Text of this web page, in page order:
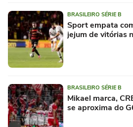
BRASILEIRO SÉRIE B
Sport empata
jejum de vitórias
BRASILEIRO SÉRIE B
Mikael marca,
se aproxima do